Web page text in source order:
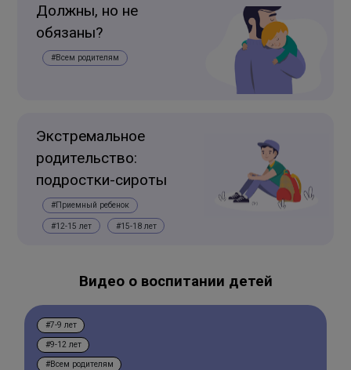
Должны, но не
обязаны?
#Всем родителям
Экстремальное
родительство:
подростки-сироты
#Приемный ребенок
#12-15 лет #15-18 лет
Видео о воспитании детей
#7-9 лет
#9-12 лет
#Всем родителям